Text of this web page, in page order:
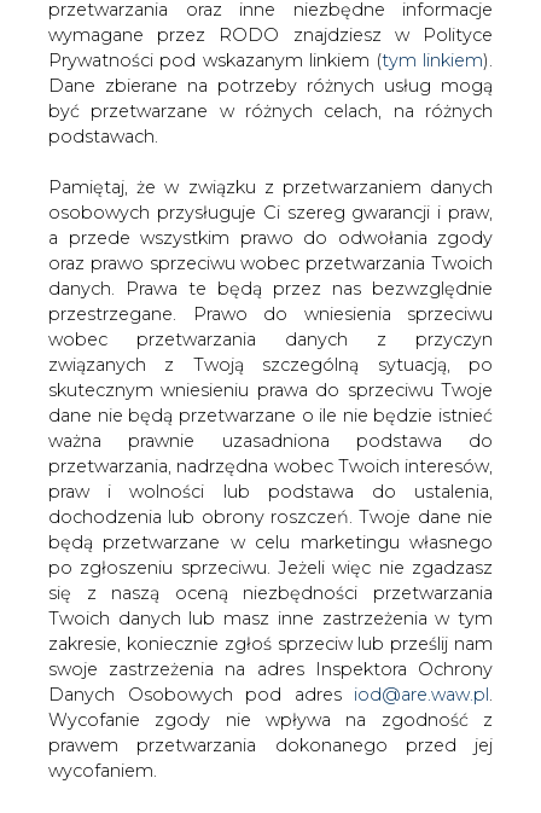
być przetwarzane w różnych celach, na różnych
podstawach.
Pamiętaj, że w związku z przetwarzaniem danych
osobowych przysługuje Ci szereg gwarancji i praw,
a przede wszystkim prawo do odwołania zgody
danych. Prawa te będą przez nas bezwzględnie
przestrzegane. Prawo do wniesienia sprzeciwu
wobec przetwarzania danych z przyczyn
związanych z Twoją szczególną sytuacją, po
skutecznym wniesieniu prawa do sprzeciwu Twoje
dane nie będą przetwarzane o ile nie będzie istnieć
ważna prawnie uzasadniona podstawa do
przetwarzania, nadrzędna wobec Twoich interesów,
praw i wolności lub podstawa do ustalenia,
dochodzenia lub obrony roszczeń. Twoje dane nie
będą przetwarzane w celu marketingu własnego
po zgłoszeniu sprzeciwu. Jeżeli więc nie zgadzasz
się z naszą oceną niezbędności przetwarzania
Twoich danych lub masz inne zastrzeżenia w tym
zakresie, koniecznie zgłoś sprzeciw lub prześlij nam
swoje zastrzeżenia na adres Inspektora Ochrony
Danych Osobowych pod adresiod@are.waw.pl.
Wycofanie zgody nie wpływa na zgodność z
prawem przetwarzania dokonanego przed jej
wycofaniem.
W dowolnym czasie możesz określić warunki
przechowywania i dostępu do plików cookies w
ustawieniach przeglądarki internetowej.
W ramach nowych sankcji
planuje zakazać państwowym firmom
naftowym z tego kraju pozyskiwania
funduszy na europejskich rynkach
kapitałowych. Nowe sankcje dotknęłyby
największe koncerny m.in. Rosnieft -
pisze piątkowy "FT".
Według "Financial Timesa" sankcje mogą też dotyczyć
rosyjskich przedsiębiorstw przemysłu obronnego. W
lipcu UE wprowadziła podobne ograniczenia wobec
rosyjskich banków, chcących pozyskać pieniądze z Unii.
Brytyjski dziennik dotarł do projektu sankcji
przygotowanego przez Komisję Europejską i
rozesłanego do europejskich stolic w czwartek. Oczekuje
się, że w piątek sankcje zatwierdzą unijni ambasadorowie.
Nowe restrykcje dotyczyłyby tylko kontrolowanych
przez państwo rosyjskich firm naftowych, których aktywa
są większe niż 1 bilion rubli (27 mld dolarów) i w których
ponad połowa dochodów pochodzi ze "sprzedaży lub
transportu nieprzetworzonej ropy lub produktów
naftowych".